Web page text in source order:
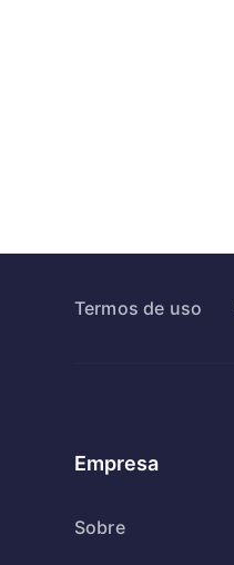
Termos de uso
Empresa
Sobre